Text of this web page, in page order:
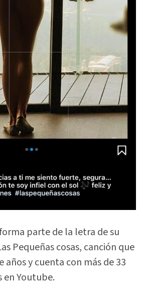
parte de la letra de su
Pequeñas cosas, canción que
años y cuenta con más de 33
en Youtube.